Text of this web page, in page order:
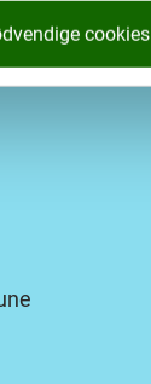
cookies